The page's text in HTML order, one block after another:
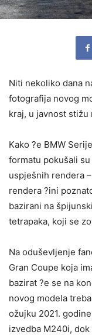
Niti nekoliko dana
fotografija novog
kraj, u javnost
Kako ?e BMW
formatu pokušali
uspješnih rendera –
rendera ?ini
bazirani na
tetrapaka, koji se
Na oduševljenje
Gran Coupe koja
bazirat ?e se na
novog modela
ožujku 2021.
izvedba M240i,